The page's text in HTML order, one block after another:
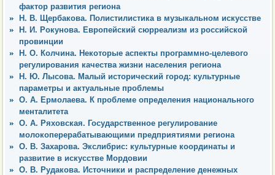
фактор развития региона
Н. В. Щербакова. Полистилистика в музыкальном искусстве
Н. И. Рокунова. Европейский сюрреализм из российской
провинции
Н. О. Колчина. Некоторые аспекты программно-целевого
регулирования качества жизни населения региона
Н. Ю. Лысова. Малый исторический город: культурные
параметры и актуальные проблемы
О. А. Ермолаева. К проблеме определения национального
менталитета
О. А. Ряховская. Государственное регулирование
молокоперерабатывающими предприятиями региона
О. В. Захарова. Экслибрис: культурные координаты и
развитие в искусстве Мордовии
О. В. Рудакова. Источники и распределение денежных